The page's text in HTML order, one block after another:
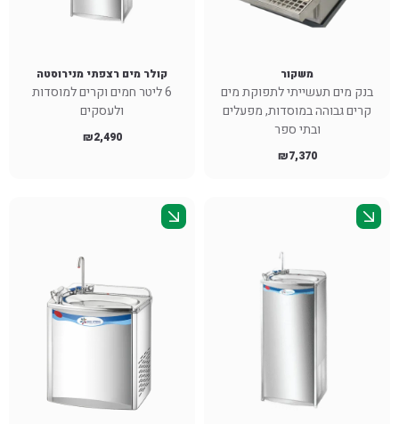
משקור
בנק מים תעשייתי לתפוקת מים
קרים גבוהה במוסדות, מפעלים
ובתי ספר
₪7,370
קולר מים רצפתי מנירוסטה
6 ליטר חמים וקרים למוסדות
ולעסקים
₪2,490